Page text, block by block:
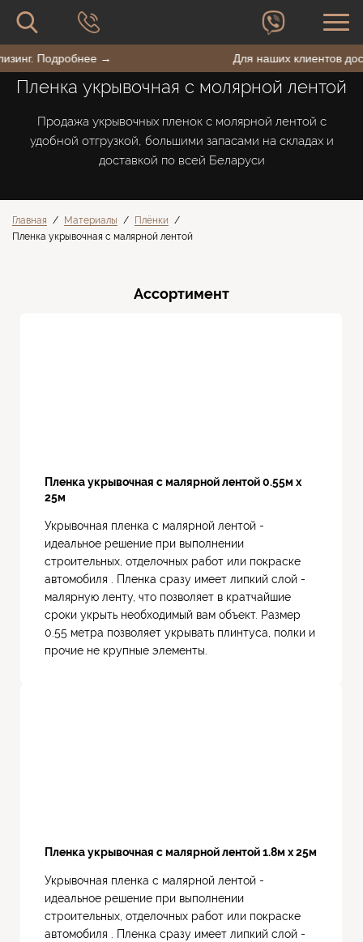
Поиск
по
сайту
поискасайту
лизинг. Подробнее → Для наших клиентов
Пленка укрывочная с молярной лентой
Продажа укрывочных пленок с молярной лентой с
удобной отгрузкой, большими запасами на складах и
доставкой по всей Беларуси
Главная / Материалы / Плёнки /
Пленка укрывочная с малярной лентой
Ассортимент
Пленка укрывочная с малярной лентой 0.55м х
25м
Укрывочная пленка с малярной лентой -
идеальное решение при выполнении
строительных, отделочных работ или покраске
автомобиля . Пленка сразу имеет липкий слой -
малярную ленту, что позволяет в кратчайшие
сроки укрыть необходимый вам объект. Размер
0.55 метра позволяет укрывать плинтуса, полки и
прочие не крупные элементы.
Пленка укрывочная с малярной лентой 1.8м х 25м
Укрывочная пленка с малярной лентой -
идеальное решение при выполнении
строительных, отделочных работ или покраске
автомобиля . Пленка сразу имеет липкий слой -